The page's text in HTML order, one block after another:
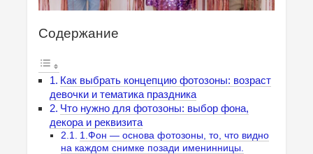
Содержание
Как выбрать концепцию фотозоны: возраст
девочки и тематика праздника
Что нужно для фотозоны: выбор фона,
декора и реквизита
1.Фон — основа фотозоны, то, что видно
на каждом снимке позади именинницы.